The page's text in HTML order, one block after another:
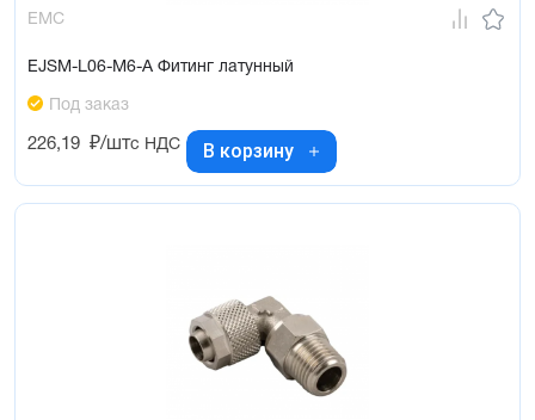
EMC
EJSM-L06-M6-A Фитинг латунный
Под заказ
226,19 ₽/штс НДС В корзину